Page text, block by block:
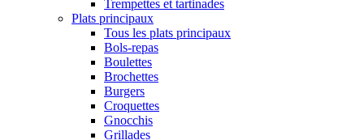
Trempettes et tartinades
Plats principaux
Tous les plats principaux
Bols-repas
Boulettes
Brochettes
Burgers
Croquettes
Gnocchis
Grillades